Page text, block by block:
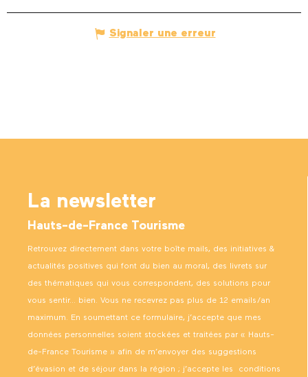
Signaler une erreur
La newsletter
Hauts-de-France Tourisme
Retrouvez directement dans votre boîte mails, des initiatives &
actualités positives qui font du bien au moral, des livrets sur
des thématiques qui vous correspondent, des solutions pour
vous sentir… bien. Vous ne recevrez pas plus de 12 emails/an
maximum. En soumettant ce formulaire, j’accepte que mes
données personnelles soient stockées et traitées par « Hauts-
de-France Tourisme » afin de m’envoyer des suggestions
d’évasion et de séjour dans la région ; j’accepte les conditions